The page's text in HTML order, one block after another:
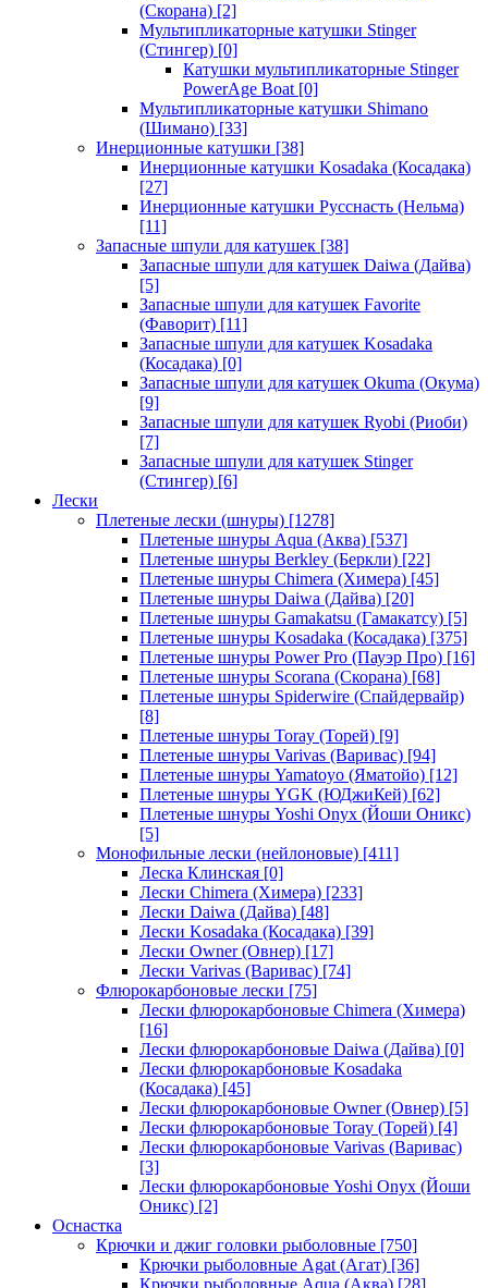
(Скорана) [2]
Мультипликаторные катушки Stinger
(Стингер) [0]
Катушки мультипликаторные Stinger
PowerAge Boat [0]
Мультипликаторные катушки Shimano
(Шимано) [33]
Инерционные катушки [38]
Инерционные катушки Kosadaka (Косадака)
[27]
Инерционные катушки Русснасть (Нельма)
[11]
Запасные шпули для катушек [38]
Запасные шпули для катушек Daiwa (Дайва)
[5]
Запасные шпули для катушек Favorite
(Фаворит) [11]
Запасные шпули для катушек Kosadaka
(Косадака) [0]
Запасные шпули для катушек Okuma (Окума)
[9]
Запасные шпули для катушек Ryobi (Риоби)
[7]
Запасные шпули для катушек Stinger
(Стингер) [6]
Лески
Плетеные лески (шнуры) [1278]
Плетеные шнуры Aqua (Аква) [537]
Плетеные шнуры Berkley (Беркли) [22]
Плетеные шнуры Chimera (Химера) [45]
Плетеные шнуры Daiwa (Дайва) [20]
Плетеные шнуры Gamakatsu (Гамакатсу) [5]
Плетеные шнуры Kosadaka (Косадака) [375]
Плетеные шнуры Power Pro (Пауэр Про) [16]
Плетеные шнуры Scorana (Скорана) [68]
Плетеные шнуры Spiderwire (Спайдервайр)
[8]
Плетеные шнуры Toray (Торей) [9]
Плетеные шнуры Varivas (Варивас) [94]
Плетеные шнуры Yamatoyo (Яматойо) [12]
Плетеные шнуры YGK (ЮДжиКей) [62]
Плетеные шнуры Yoshi Onyx (Йоши Оникс)
[5]
Монофильные лески (нейлоновые) [411]
Леска Клинская [0]
Лески Chimera (Химера) [233]
Лески Daiwa (Дайва) [48]
Лески Kosadaka (Косадака) [39]
Лески Owner (Овнер) [17]
Лески Varivas (Варивас) [74]
Флюрокарбоновые лески [75]
Лески флюрокарбоновые Chimera (Химера)
[16]
Лески флюрокарбоновые Daiwa (Дайва) [0]
Лески флюрокарбоновые Kosadaka
(Косадака) [45]
Лески флюрокарбоновые Owner (Овнер) [5]
Лески флюрокарбоновые Toray (Торей) [4]
Лески флюрокарбоновые Varivas (Варивас)
[3]
Лески флюрокарбоновые Yoshi Onyx (Йоши
Оникс) [2]
Оснастка
Крючки и джиг головки рыболовные [750]
Крючки рыболовные Agat (Агат) [36]